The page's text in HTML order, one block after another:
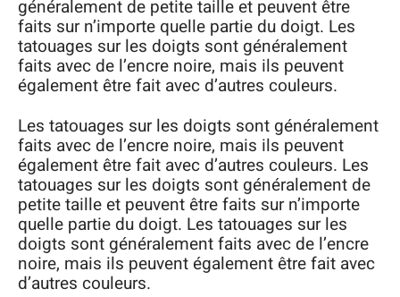
généralement de petite taille et peuvent être
faits sur n’importe quelle partie du doigt. Les
tatouages sur les doigts sont généralement
faits avec de l’encre noire, mais ils peuvent
également être fait avec d’autres couleurs.
Les tatouages sur les doigts sont généralement
faits avec de l’encre noire, mais ils peuvent
également être fait avec d’autres couleurs. Les
tatouages sur les doigts sont généralement de
petite taille et peuvent être faits sur n’importe
quelle partie du doigt. Les tatouages sur les
doigts sont généralement faits avec de l’encre
noire, mais ils peuvent également être fait avec
d’autres couleurs.